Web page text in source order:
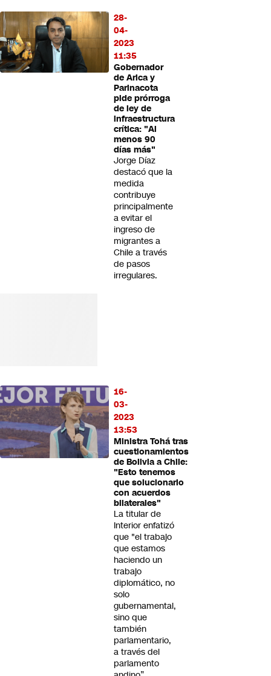
28-
04-
2023
11:35
Gobernador
de Arica y
Parinacota
pide prórroga
de ley de
infraestructura
crítica: "Al
menos 90
días más"
Jorge Díaz
destacó que la
medida
contribuye
principalmente
a evitar el
ingreso de
migrantes a
Chile a través
de pasos
irregulares.
16-
03-
2023
13:53
Ministra Tohá tras
cuestionamientos
de Bolivia a Chile:
"Esto tenemos
que solucionarlo
con acuerdos
bilaterales"
La titular de
Interior enfatizó
que "el trabajo
que estamos
haciendo un
trabajo
diplomático, no
solo
gubernamental,
sino que
también
parlamentario,
a través del
parlamento